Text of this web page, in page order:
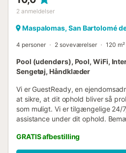
2 anmeldelser
Maspalomas, San Bartolomé
4 personer 2 soveværelser 120 m²
Pool (udendørs), Pool, WiFi,
Sengetøj, Håndklæder
Vi er GuestReady, en
at sikre, at dit ophold bliver så
som muligt. Vi er tilgængelige 24/
assistance under dit ophold.
det dit eget. Ejendommen er let
transport og i bil. De nærmeste
GRATIS afbestilling